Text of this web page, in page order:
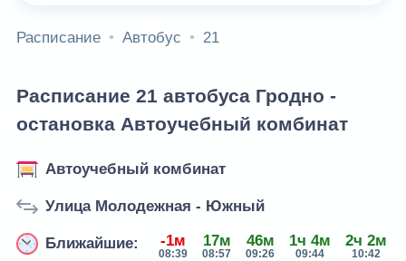
Расписание Автобус 21
Расписание 21 автобуса Гродно -
остановка Автоучебный комбинат
Автоучебный комбинат
Улица Молодежная - Южный
Ближайшие: -1м
08:39
17м
08:57
46м
09:26
1ч 4м
09:44
2ч 2м
10:42